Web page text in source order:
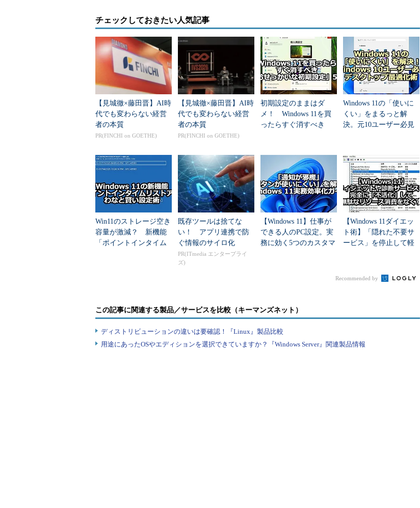
は、［スタート］画面に戻る必要がある。
タッチ・インターフェイスを採用しているスマートフォンやタブレットPCならば［ス
タート］画面も使いやすいかもしれないが、ノートPCやデスクトップPCでは、これまで
と大きくインターフェイスが変わったことに加え、タッチパッドやマウスの移動量が多
くなることもあり、使いにくく感じる人も多いようだ。残念ながらWindows 8は、［スタ
ート］画面と［スタート］メニューをユーザーが切り替えられるような機能をサポート
していない。
で、すでにWindows 8に［スタート］ボタン／［スタート］メニューを追加するツール
「Classic Shell」がフリーソフトウェアとして提供されている。もともとClassic Shellは、
Windows Vista／7の［スタート］メニューをWindows XP風にカスタマイズするツールとし
て提供されていたものだが、Windows 8対応し、［スタート］ボタン／［スタート］メニ
ューがデスクトップ画面に追加できるようになった。このツールを使うことで、Windows
8でもWindows 7と同様の使い勝手が実現可能になった。Windows 8の［スタート］画面に
違和感がある人は、Classic Shellをインストールするとよいだろう。本稿では、Classic
Shellのインストール方法などを紹介する。
点では、Ver. 3.6.1が配布されている。
Classic Shellの配布／開発元ページ［英語］（SourceForge.net）
チェックしておきたい人気記事
【見城徹×藤田晋】AI時
代でも変わらない経営
者の本質
PR(FINCHI on GOETHE)
【見城徹×藤田晋】AI時
代でも変わらない経営
者の本質
PR(FINCHI on GOETHE)
初期設定のままはダ
メ！ Windows 11を買
ったらすぐ消すべき
Windows 11の「使いに
くい」をまるっと解
決。元10ユーザー必見
Win11のストレージ空き
容量が激減？ 新機能
「ポイントインタイム
既存ツールは捨てな
い！ アプリ連携で防
ぐ情報のサイロ化
PR(ITmedia エンタープライ
ズ)
【Windows 11】仕事が
できる人のPC設定。実
務に効く5つのカスタマ
【Windows 11ダイエッ
ト術】「隠れた不要サ
ービス」を停止して軽
Recommended by
この記事に関連する製品／サービスを比較（キーマンズネット）
ディストリビューションの違いは要確認！『Linux』製品比較
用途にあったOSやエディションを選択できていますか？『Windows Server』関連製品情報